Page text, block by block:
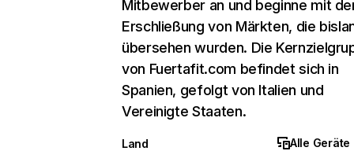
Mitbewerber an und beginne mit
Erschließung von Märkten, die
übersehen wurden. Die
von Fuertafit.com befindet sich in
Spanien, gefolgt von Italien und
Vereinigte Staaten.
Land
Alle Geräte